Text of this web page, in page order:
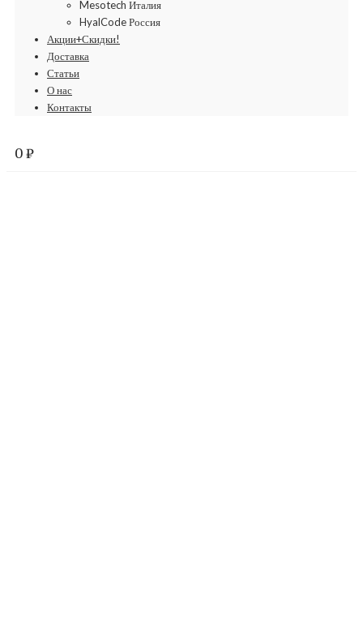
Mesotech Италия
HyalCode Россия
Акции+Скидки!
Доставка
Статьи
О нас
Контакты
0₽